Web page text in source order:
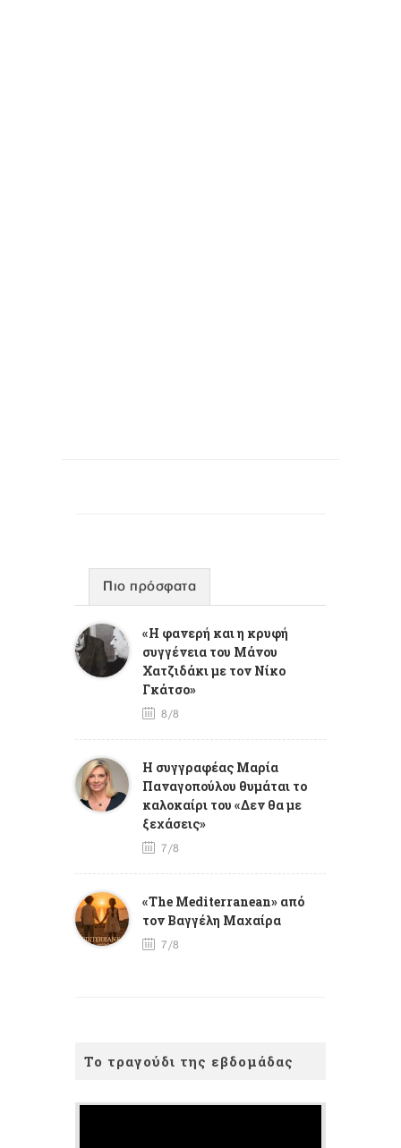
Πιο πρόσφατα
«Η φανερή και η κρυφή
συγγένεια του Μάνου
Χατζιδάκι με τον Νίκο
Γκάτσο»
8/8
Η συγγραφέας Μαρία
Παναγοπούλου θυμάται το
καλοκαίρι του «Δεν θα με
ξεχάσεις»
7/8
«The Mediterranean» από
τον Βαγγέλη Μαχαίρα
7/8
Το τραγούδι της εβδομάδας